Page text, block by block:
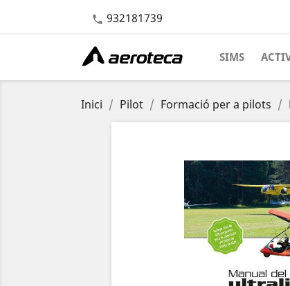
 932181739
SIMS
Inici Pilot Formació per a pilots